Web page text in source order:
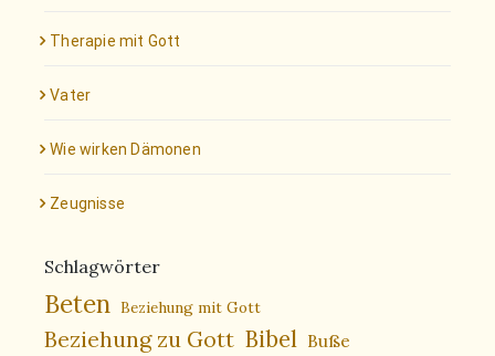
Therapie mit Gott
Vater
Wie wirken Dämonen
Zeugnisse
Schlagwörter
Beten Beziehung mit Gott
Beziehung zu Gott Bibel Buße